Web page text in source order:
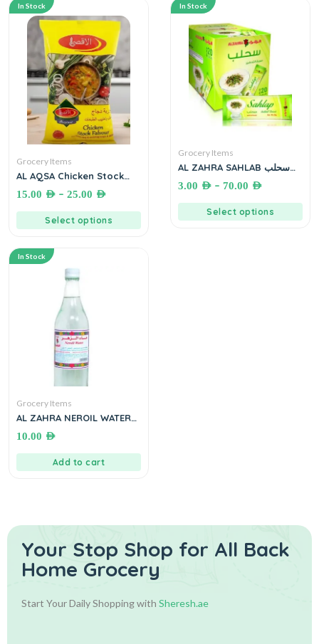
In Stock
Grocery Items
AL AQSA Chicken Stock
تطييب الطبخات
15.00 AED – 25.00 AED
Select options
In Stock
Grocery Items
AL ZAHRA SAHLAB سحلب
3.00 AED – 70.00 AED
Select options
In Stock
Grocery Items
AL ZAHRA NEROIL WATER
10.00 AED
Add to cart
Your Stop Shop for All Back
Home Grocery
Start Your Daily Shopping with Sheresh.ae